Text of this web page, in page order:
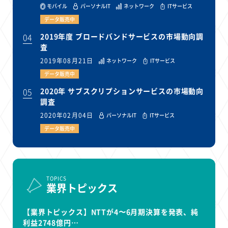
モバイル パーソナルIT ネットワーク
ITサービス
データ販売中
04
2019年度 ブロードバンドサービスの市場動向調
査
2019年08月21日 ネットワーク
ITサービス
データ販売中
05
2020年 サブスクリプションサービスの市場動向
調査
2020年02月04日 パーソナルIT
ITサービス
データ販売中
TOPICS
業界トピックス
【業界トピックス】NTTが4〜6月期決算を発表、純
利益2748億円…